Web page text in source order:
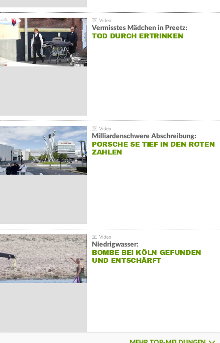
Vermisstes Mädchen in Preetz:
TOD DURCH ERTRINKEN
Milliardenschwere Abschreibung:
PORSCHE SE TIEF IN DEN ROTEN
ZAHLEN
Niedrigwasser:
BOMBE BEI KÖLN GEFUNDEN
UND ENTSCHÄRFT